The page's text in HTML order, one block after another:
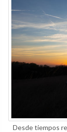
Desde tiempos